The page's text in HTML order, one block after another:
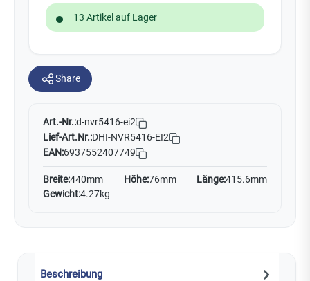
13 Artikel auf Lager
Share
Art.-Nr.:d-nvr5416-ei2
Lief-Art.Nr.:DHI-NVR5416-EI2
EAN:6937552407749
Breite:440mm Höhe:76mm Länge:415.6mm
Gewicht:4.27kg
Beschreibung